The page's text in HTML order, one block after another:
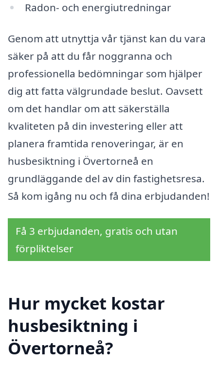
Radon- och energiutredningar
Genom att utnyttja vår tjänst kan du vara
säker på att du får noggranna och
professionella bedömningar som hjälper
dig att fatta välgrundade beslut. Oavsett
om det handlar om att säkerställa
kvaliteten på din investering eller att
planera framtida renoveringar, är en
husbesiktning i Övertorneå en
grundläggande del av din fastighetsresa.
Så kom igång nu och få dina erbjudanden!
Få 3 erbjudanden, gratis och utan
förpliktelser
Hur mycket kostar
husbesiktning i
Övertorneå?